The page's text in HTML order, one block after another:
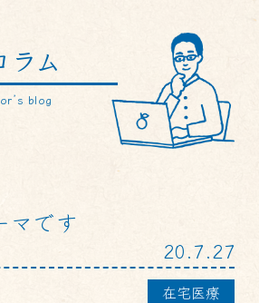
ラム
blog
マです
20.7.27
在宅医療